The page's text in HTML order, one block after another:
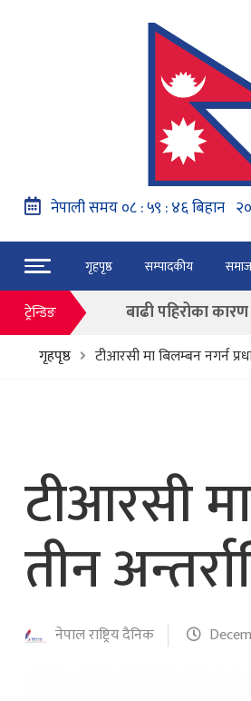
गृहपृष्ठ सम्पादकीय समाज
ट्रेन्डिङ
नेपाल वायुसेवाको
हङ्गेरी सरकारले एकल
फाैजदारी
“जेन जी”
बाढी पहिरोका
नेपाल वायुसेवाको
गृहपृष्ठ टीआरसी मा बिलम्बन नगर्न
टीआरसी
तीन
नेपाल राष्ट्रिय दैनिक